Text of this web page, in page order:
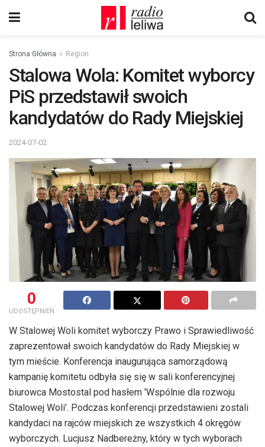
Strona Główna Region
Stalowa Wola: Komitet wyborcy
PiS przedstawił swoich
kandydatów do Rady Miejskiej
2024-07-02
0
UDOSTĘPNIEŃ
W Stalowej Woli komitet wyborczy Prawo i Sprawiedliwość
zaprezentował swoich kandydatów do Rady Miejskiej w
tym mieście. Konferencja inaugurująca samorządową
kampanię komitetu odbyła się się w sali konferencyjnej
biurowca Mostostal pod hasłem 'Wspólnie dla rozwoju
Stalowej Woli’. Podczas konferencji przedstawieni zostali
kandydaci na rajców miejskich ze wszystkich 4 okręgów
wyborczych. Lucjusz Nadbereżny, który w tych wyborach